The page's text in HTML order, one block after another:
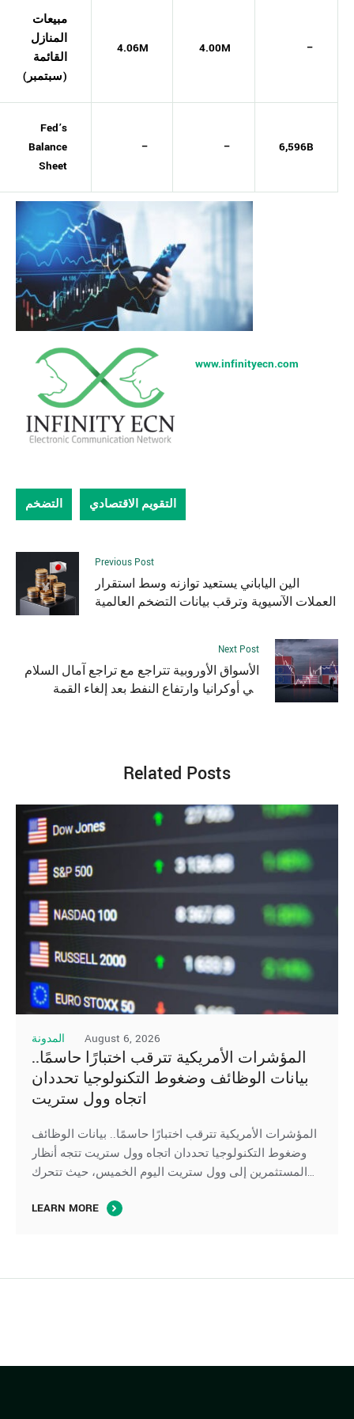
مبيعات
المنازل
القائمة
(سبتمبر)
4.06M 4.00M –
Fed’s
Balance
Sheet
– – 6,596B
www.infinityecn.com
التضخم التقويم الاقتصادي
Previous Post
الين الياباني يستعيد توازنه وسط استقرار
العملات الآسيوية وترقب بيانات التضخم العالمية
Next Post
الأسواق الأوروبية تتراجع مع تراجع آمال السلام
في أوكرانيا وارتفاع النفط بعد إلغاء القمة
Related Posts
المدونة August 6, 2026
المؤشرات الأمريكية تترقب اختبارًا حاسمًا..
بيانات الوظائف وضغوط التكنولوجيا تحددان
اتجاه وول ستريت
المؤشرات الأمريكية تترقب اختبارًا حاسمًا.. بيانات الوظائف
وضغوط التكنولوجيا تحددان اتجاه وول ستريت تتجه أنظار
المستثمرين إلى وول ستريت اليوم الخميس، حيث تتحرك
ترقب صدور بيانات سوق العمل الأمريكية، بينما تواصل أسهم
LEARN MORE